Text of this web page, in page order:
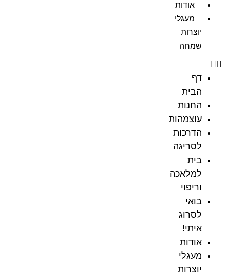
אודות
מעגלי
יוצרות
שמחה
דף
הבית
החנות
עוצמהות
הדרכות
לסריגה
בית
למלאכה
וריפוי
בואי
לסרוג
איתי!
אודות
מעגלי
יוצרות